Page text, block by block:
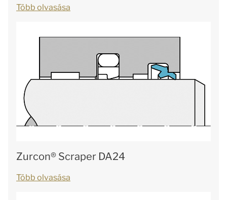
Több olvasása
Zurcon® Scraper DA24
Több olvasása